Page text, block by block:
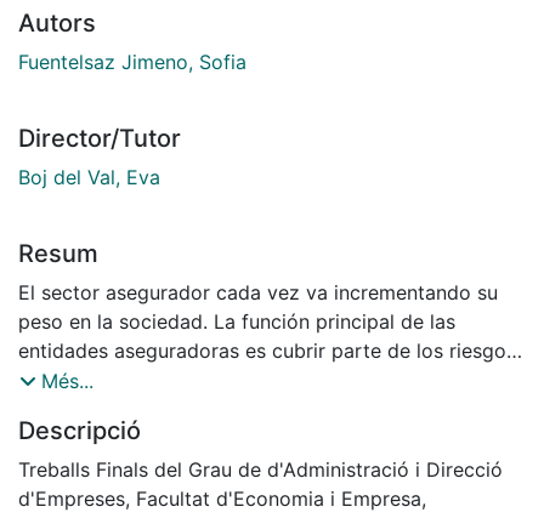
Autors
Fuentelsaz Jimeno, Sofia
Director/Tutor
Boj del Val, Eva
Resum
El sector asegurador cada vez va incrementando su
peso en la sociedad. La función principal de las
entidades aseguradoras es cubrir parte de los riesgos
a los que se exponen las personas en su día a día.
cedidos, surge la principal clasificación de seguros: los
patrimoniales, los de daños y los personales. Con
estos últimos se aseguran perjuicios que puedan
Més...
Descripció
Treballs Finals del Grau de d'Administració i Direcció
d'Empreses, Facultat d'Economia i Empresa,